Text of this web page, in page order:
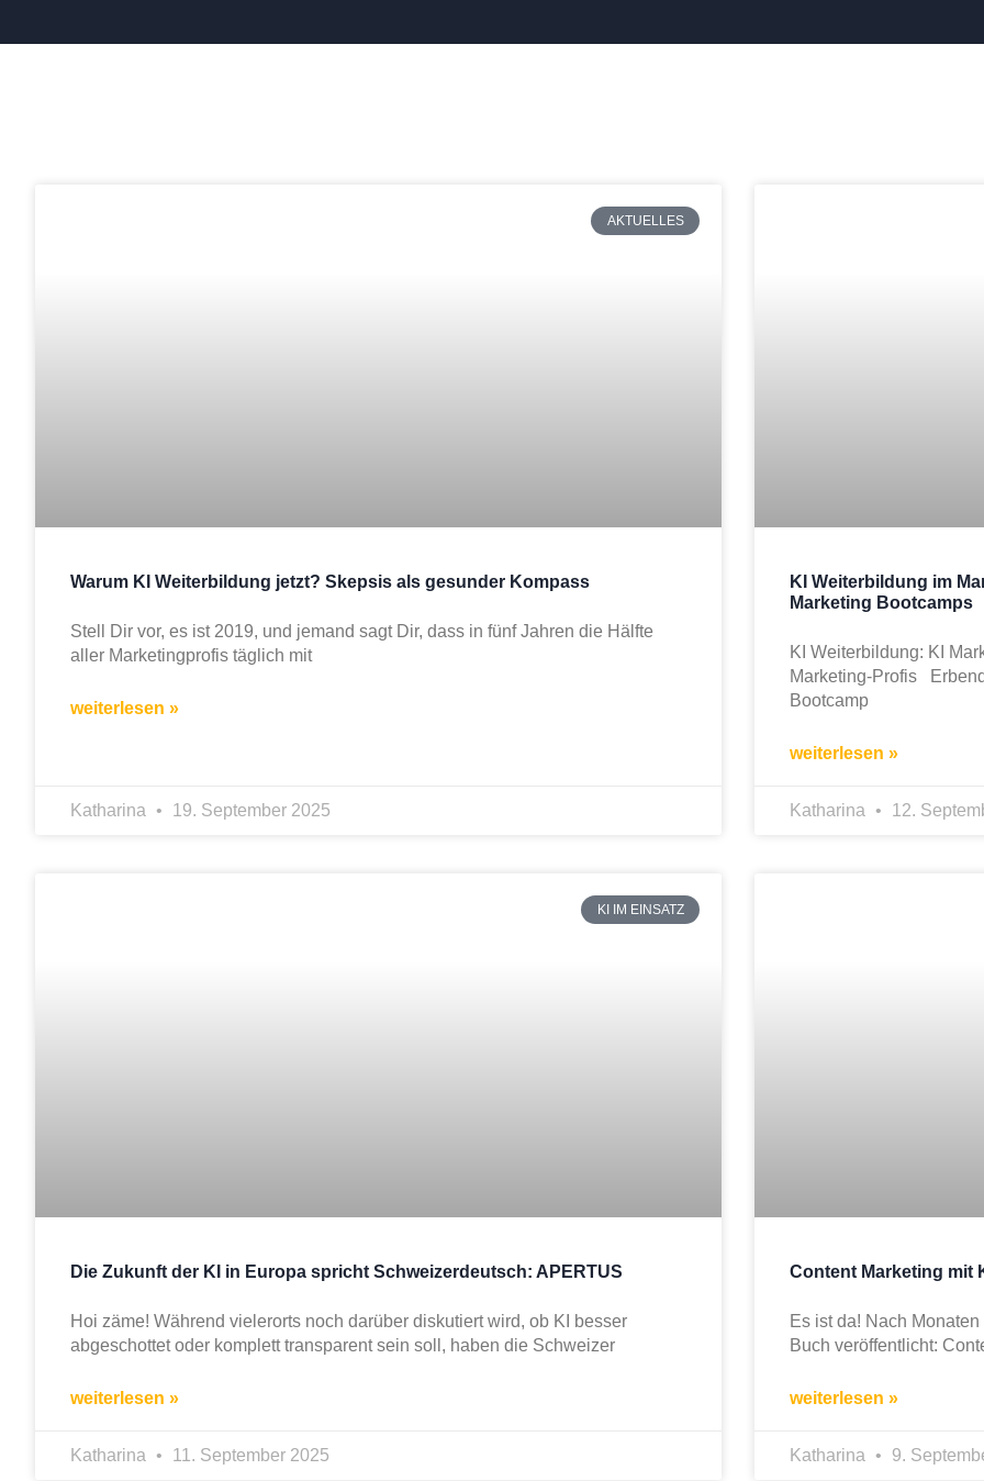
AKTUELLES
Warum KI Weiterbildung jetzt? Skepsis als gesunder Kompass
Stell Dir vor, es ist 2019, und jemand sagt Dir, dass in fünf Jahren die Hälfte
aller Marketingprofis täglich mit
weiterlesen »
Katharina 19. September 2025
KI Weiterbildung im
Marketing Bootcamps
KI Weiterbildung: KI
Marketing-Profis
Bootcamp
weiterlesen »
Katharina 12.
KI IM EINSATZ
Die Zukunft der KI in Europa spricht Schweizerdeutsch: APERTUS
Hoi zäme! Während vielerorts noch darüber diskutiert wird, ob KI besser
abgeschottet oder komplett transparent sein soll, haben die Schweizer
weiterlesen »
Katharina 11. September 2025
Content Marketing mit
Es ist da! Nach
Buch veröffentlicht:
weiterlesen »
Katharina 9.